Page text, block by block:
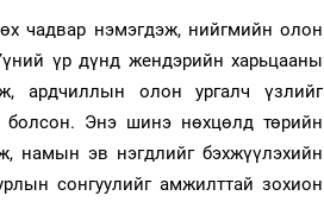
чадвар нэмэгдэж, нийгмийн олон
үр дүнд жендэрийн харьцааны
ардчиллын олон ургалч үзлийг
болсон. Энэ шинэ нөхцөлд төрийн
намын эв нэгдлийг бэхжүүлэхийн
сонгуулийг амжилттай зохион